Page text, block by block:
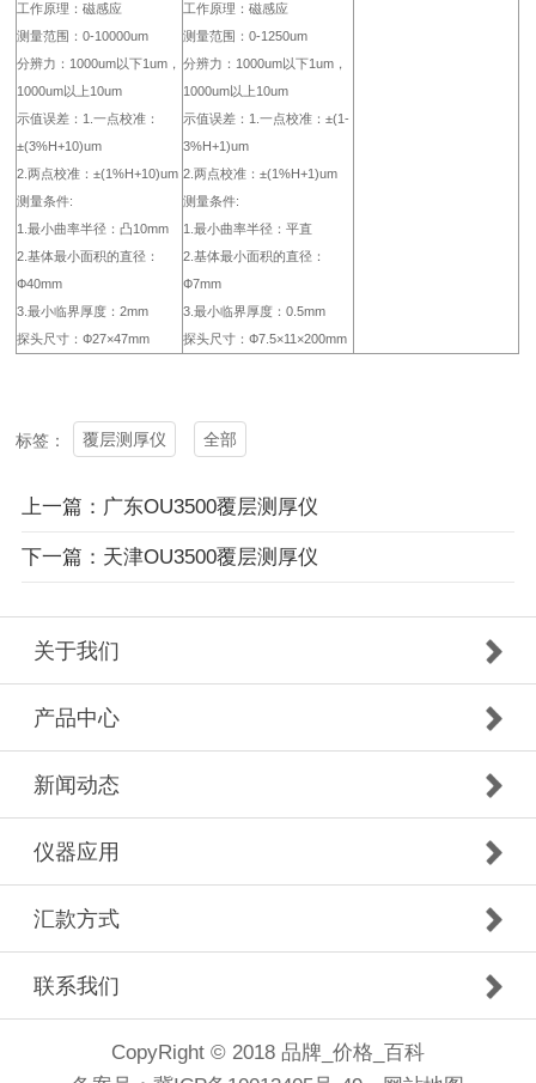
工作原理：磁感应
测量范围：0-10000um
分辨力：1000um以下1um，
1000um以上10um
示值误差：1.一点校准：
±(3%H+10)um
2.两点校准：±(1%H+10)um
测量条件:
1.最小曲率半径：凸10mm
2.基体最小面积的直径：
Ф40mm
3.最小临界厚度：2mm
探头尺寸：Ф27×47mm
工作原理：磁感应
测量范围：0-1250um
分辨力：1000um以下1um，
1000um以上10um
示值误差：1.一点校准：±(1-
3%H+1)um
2.两点校准：±(1%H+1)um
测量条件:
1.最小曲率半径：平直
2.基体最小面积的直径：
Ф7mm
3.最小临界厚度：0.5mm
探头尺寸：Ф7.5×11×200mm
标签： 覆层测厚仪 全部
上一篇：广东OU3500覆层测厚仪
下一篇：天津OU3500覆层测厚仪
关于我们
产品中心
新闻动态
仪器应用
汇款方式
联系我们
CopyRight © 2018 品牌_价格_百科